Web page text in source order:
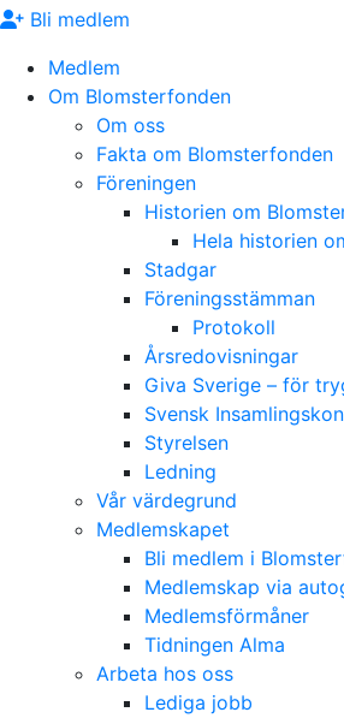
Bli medlem
Medlem
Om Blomsterfonden
Om oss
Fakta om Blomsterfonden
Föreningen
Historien om
Hela historien
Stadgar
Föreningsstämman
Protokoll
Årsredovisningar
Giva Sverige – för
Svensk
Styrelsen
Ledning
Vår värdegrund
Medlemskapet
Bli medlem i
Medlemskap via
Medlemsförmåner
Tidningen Alma
Arbeta hos oss
Lediga jobb